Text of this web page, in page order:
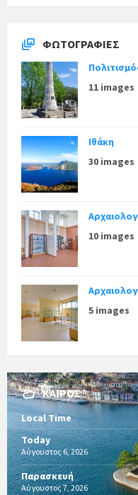
ΦΩΤΟΓΡΑΦΊΕΣ
11 images
Ιθάκη
30 images
10 images
5 images
ΚΑΙΡΌΣ
Local Time
Today
Αύγουστος 6, 2026
Παρασκευή
Αύγουστος 7, 2026